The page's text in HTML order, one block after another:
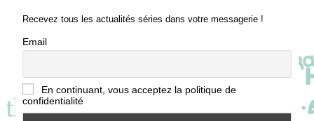
Recevez tous les actualités séries dans votre messagerie !
Email
En continuant, vous acceptez la politique de
confidentialité